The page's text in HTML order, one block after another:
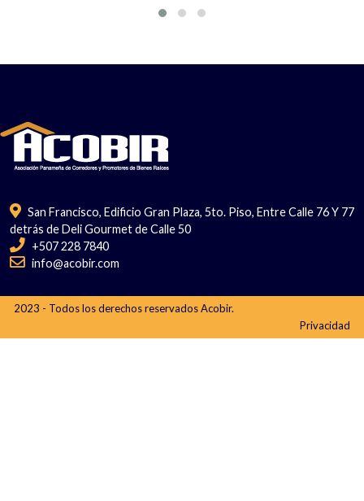
San Francisco, Edificio Gran Plaza, 5to. Piso, Entre Calle 76 Y 77
detrás de Deli Gourmet de Calle 50
+507 228 7840
info@acobir.com
2023 - Todos los derechos reservados Acobir.
Privacidad